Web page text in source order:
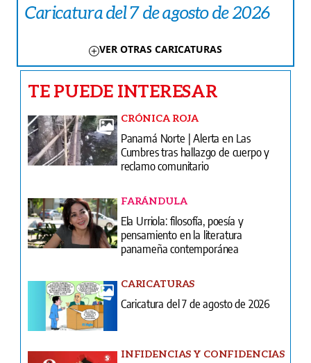
Caricatura del 7 de agosto de 2026
VER OTRAS CARICATURAS
TE PUEDE INTERESAR
CRÓNICA ROJA
Panamá Norte | Alerta en Las
Cumbres tras hallazgo de cuerpo y
reclamo comunitario
FARÁNDULA
Ela Urriola: filosofía, poesía y
pensamiento en la literatura
panameña contemporánea
CARICATURAS
Caricatura del 7 de agosto de 2026
INFIDENCIAS Y CONFIDENCIAS